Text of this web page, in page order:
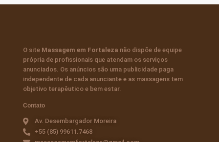
O site Massagem em Fortaleza não dispõe de equipe
própria de profissionais que atendam os serviços
anunciados. Os anúncios são uma publicidade paga
independente de cada anunciante e as massagens tem
objetivo terapêutico e bem estar.
Contato
Av. Desembargador Moreira
+55 (85) 99611.7468